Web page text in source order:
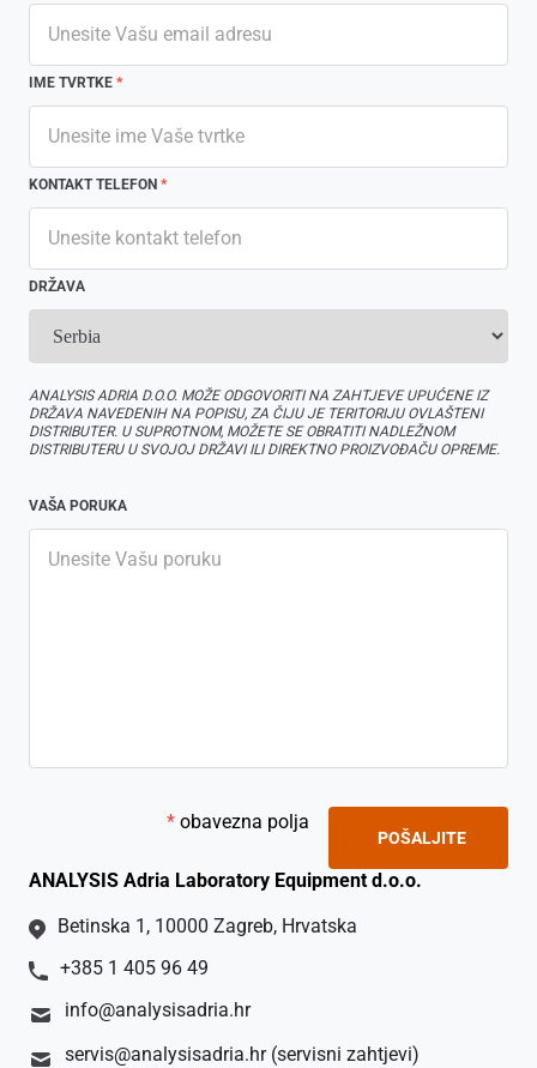
ANALYSIS Adria Laboratory Equipment d.o.o.
Betinska 1, 10000 Zagreb, Hrvatska
+385 1 405 96 49
info@analysisadria.hr
servis@analysisadria.hr (servisni zahtjevi)
IME TVRTKE *
KONTAKT TELEFON *
DRŽAVA
ANALYSIS ADRIA D.O.O. MOŽE ODGOVORITI NA ZAHTJEVE UPUĆENE IZ
DRŽAVA NAVEDENIH NA POPISU, ZA ČIJU JE TERITORIJU OVLAŠTENI
DISTRIBUTER. U SUPROTNOM, MOŽETE SE OBRATITI NADLEŽNOM
DISTRIBUTERU U SVOJOJ DRŽAVI ILI DIREKTNO PROIZVOĐAČU OPREME.
VAŠA PORUKA
* obavezna polja